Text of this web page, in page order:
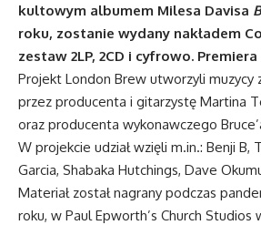
kultowym albumem Milesa Davisa
roku, zostanie wydany nakładem
zestaw 2LP, 2CD i cyfrowo. Premiera
Projekt London Brew utworzyli muzycy
przez producenta i gitarzystę Martina
oraz producenta wykonawczego
W projekcie udział wzięli m.in.: Benji B,
Garcia, Shabaka Hutchings, Dave
Materiał został nagrany podczas
roku, w Paul Epworth’s Church Studios